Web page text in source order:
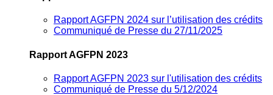
Rapport AGFPN 2024 sur l’utilisation des crédits
Communiqué de Presse du 27/11/2025
Rapport AGFPN 2023
Rapport AGFPN 2023 sur l'utilisation des crédits
Communiqué de Presse du 5/12/2024